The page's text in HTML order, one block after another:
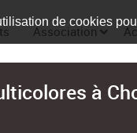
Association
à
de cookies